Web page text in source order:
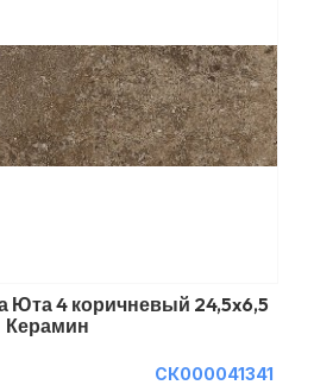
Юта 4 коричневый 24,5x6,5
Керамин
СК000041341